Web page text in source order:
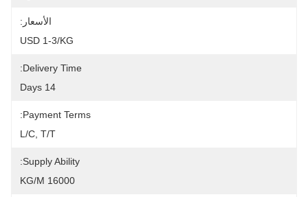
الأسعار:
USD 1-3/KG
Delivery Time:
14 Days
Payment Terms:
L/C, T/T
Supply Ability:
16000 KG/M